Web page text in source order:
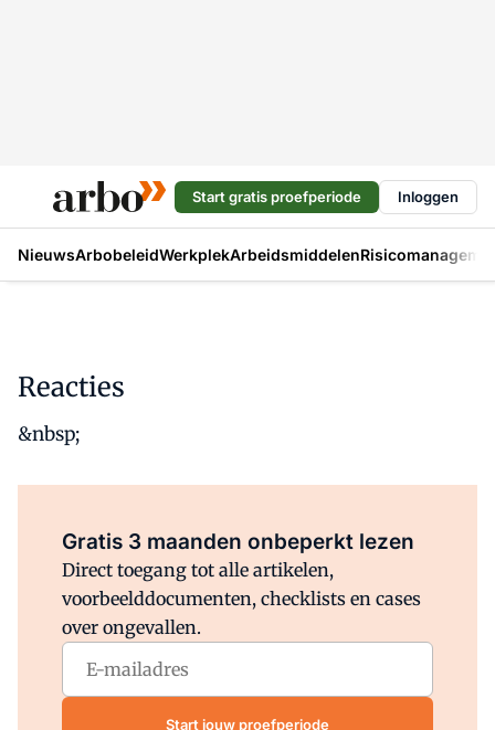
Start gratis proefperiode Inloggen
NieuwsArbobeleidWerkplekArbeidsmiddelen
Reacties
&nbsp;
Gratis 3 maanden onbeperkt lezen
Direct toegang tot alle artikelen,
voorbeelddocumenten, checklists en cases
over ongevallen.
Start jouw proefperiode